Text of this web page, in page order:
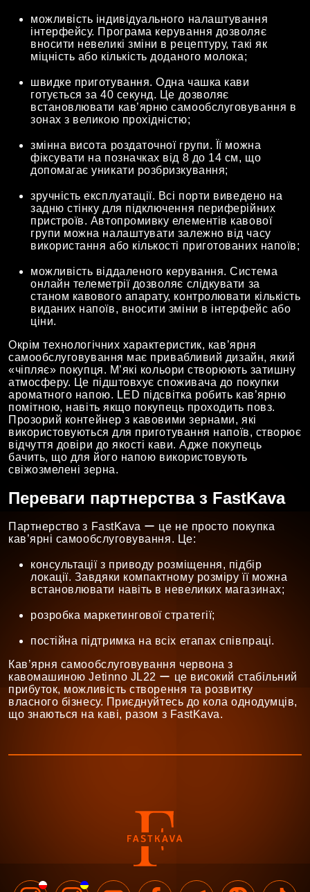
можливість індивідуального налаштування
інтерфейсу. Програма керування дозволяє
вносити невеликі зміни в рецептуру, такі як
міцність або кількість доданого молока;
швидке приготування. Одна чашка кави
готується за 40 секунд. Це дозволяє
встановлювати кав’ярню самообслуговування в
зонах з великою прохідністю;
змінна висота роздаточної групи. Її можна
фіксувати на позначках від 8 до 14 см, що
допомагає уникати розбризкування;
зручність експлуатації. Всі порти виведено на
задню стінку для підключення периферійних
пристроїв. Автопромивку елементів кавової
групи можна налаштувати залежно від часу
використання або кількості приготованих напоїв;
можливість віддаленого керування. Система
онлайн телеметрії дозволяє слідкувати за
станом кавового апарату, контролювати кількість
виданих напоїв, вносити зміни в інтерфейс або
ціни.
Окрім технологічних характеристик, кав’ярня
самообслуговування має привабливий дизайн, який
«чіпляє» покупця. М’які кольори створюють затишну
атмосферу. Це підштовхує споживача до покупки
ароматного напою. LED підсвітка робить кав’ярню
помітною, навіть якщо покупець проходить повз.
Прозорий контейнер з кавовими зернами, які
використовуються для приготування напоїв, створює
відчуття довіри до якості кави. Адже покупець
бачить, що для його напою використовують
свіжозмелені зерна.
Переваги партнерства з FastKava
Партнерство з FastKava ー це не просто покупка
кав’ярні самообслуговування. Це:
консультації з приводу розміщення, підбір
локації. Завдяки компактному розміру її можна
встановлювати навіть в невеликих магазинах;
розробка маркетингової стратегії;
постійна підтримка на всіх етапах співпраці.
Кав’ярня самообслуговування червона з
кавомашиною Jetinno JL22 ー це високий стабільний
прибуток, можливість створення та розвитку
власного бізнесу. Приєднуйтесь до кола однодумців,
що знаються на каві, разом з FastKava.